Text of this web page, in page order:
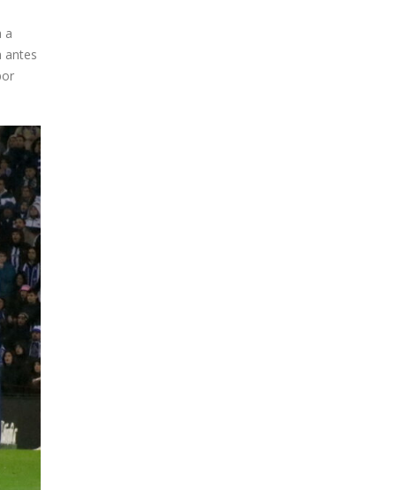
a
antes